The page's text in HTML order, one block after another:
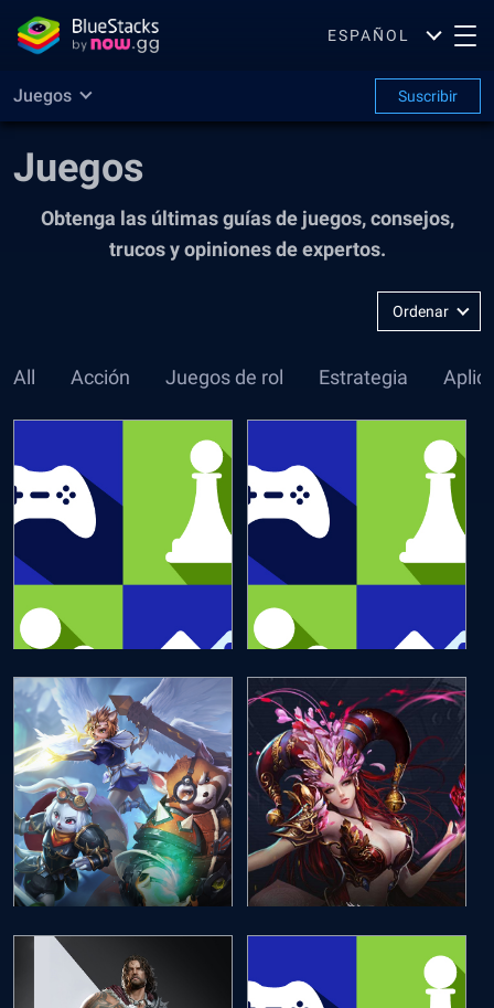
ESPAÑOL
Juegos Suscribir
Juegos
Obtenga las últimas guías de juegos, consejos,
trucos y opiniones de expertos.
All Acción Juegos de rol Estrategia
Ordenar
Más
Reciente